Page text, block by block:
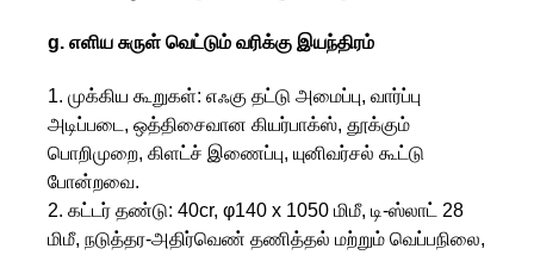
g. எளிய சுருள் வெட்டும் வரிக்கு இயந்திரம்
1. முக்கிய கூறுகள்: எஃகு தட்டு அமைப்பு, வார்ப்பு
அடிப்படை, ஒத்திசைவான கியர்பாக்ஸ், தூக்கும்
பொறிமுறை, கிளட்ச் இணைப்பு, யுனிவர்சல் கூட்டு
போன்றவை.
2. கட்டர் தண்டு: 40cr, φ140 x 1050 மிமீ, டி-ஸ்லாட் 28
மிமீ, நடுத்தர-அதிர்வெண் தணித்தல் மற்றும் வெப்பநிலை,